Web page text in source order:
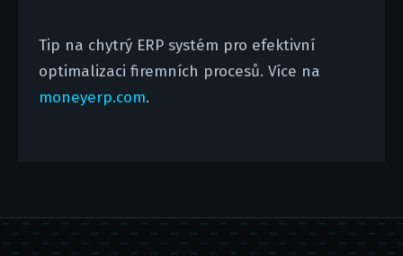
Tip na chytrý ERP systém pro efektivní
optimalizaci firemních procesů. Více na
moneyerp.com.